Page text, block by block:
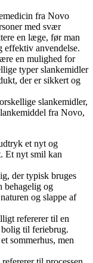
fra Novo
med svær
en læge, før man
effektiv anvendelse.
en mulighed for
typer slankemidler
der er sikkert og
slankemidler,
fra Novo,
et nyt og
Et nyt smil kan
der typisk bruges
behagelig og
og slappe af
refererer til en
til feriebrug.
sommerhus, men